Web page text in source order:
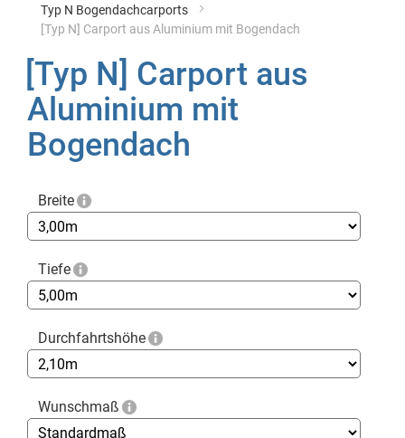
Typ N Bogendachcarports
[Typ N] Carport aus Aluminium mit Bogendach
[Typ N] Carport aus
Aluminium mit
Bogendach
Breite
Tiefe
Durchfahrtshöhe
Wunschmaß